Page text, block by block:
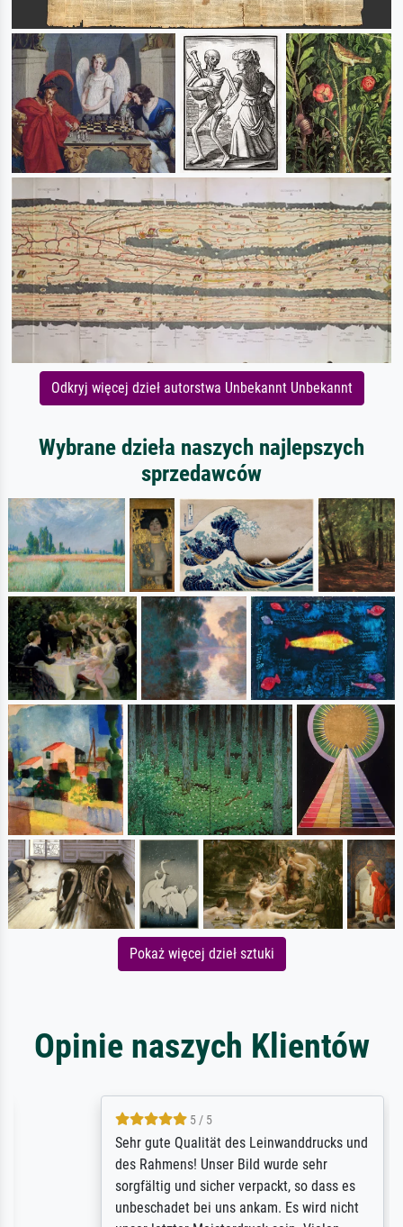
Odkryj więcej dzieł autorstwa Unbekannt Unbekannt
Wybrane dzieła naszych najlepszych
sprzedawców
Pokaż więcej dzieł sztuki
Opinie naszych Klientów
5 / 5
Sehr gute Qualität des Leinwanddrucks und
des Rahmens! Unser Bild wurde sehr
sorgfältig und sicher verpackt, so dass es
unbeschadet bei uns ankam. Es wird nicht